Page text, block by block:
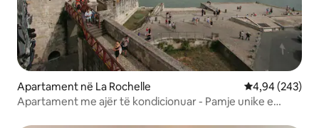
Apartament në La Rochelle Vlerësimi
4,94 (243)
Apartament me ajër të kondicionuar - Pamje unike e